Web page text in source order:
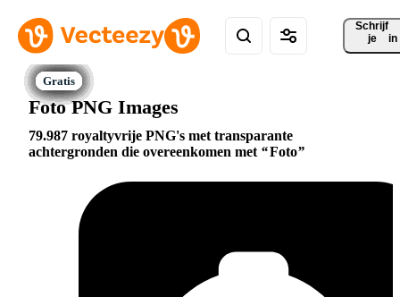
Schrijf
je
in
Foto PNG Images
79.987 royaltyvrije PNG's met transparante
achtergronden die overeenkomen met
Foto